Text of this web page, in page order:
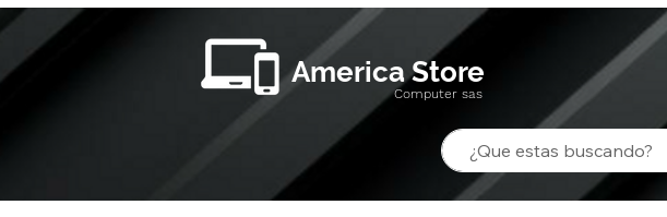
America Store
Computer sas